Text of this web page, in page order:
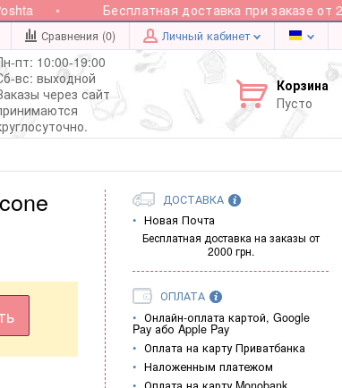
Бесплатная доставка при заказе от
Сравнения (0) Личный кабинет
пт: 10:00-19:00
вс: выходной
через сайт
Корзина
Пусто
ДОСТАВКА
Новая Почта
Бесплатная доставка на заказы от
2000 грн.
ОПЛАТА
Онлайн-оплата картой, Google
Pay або Apple Pay
Оплата на карту Приватбанка
Наложенным платежом